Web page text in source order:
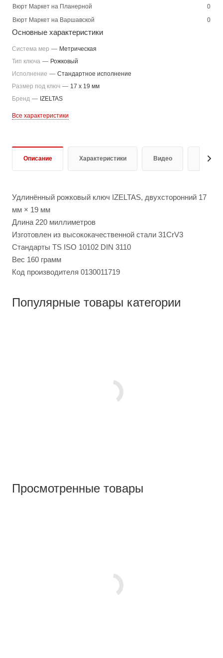
Вюрт Маркет на Планерной
0
Вюрт Маркет на Варшавской
0
Основные характеристики
Система мер — Метрическая
Тип ключа — Рожковый
Исполнение — Стандартное исполнение
Размер под ключ — 17 x 19 мм
Бренд — IZELTAS
Все характеристики
Описание Характеристики Видео Отзывы
Удлинённый рожковый ключ IZELTAS, двухсторонний 17
мм × 19 мм
Длина 220 миллиметров
Изготовлен из высококачественной стали 31CrV3
Стандарты TS ISO 10102 DIN 3110
Вес 160 грамм
Код производителя 0130011719
Популярные товары категории
Просмотренные товары